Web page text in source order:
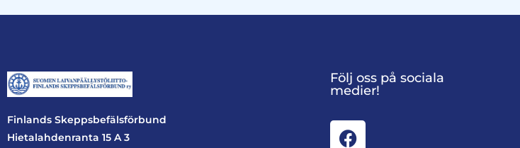
Finlands Skeppsbefälsförbund
Hietalahdenranta 15 A 3
Följ oss på sociala
medier!